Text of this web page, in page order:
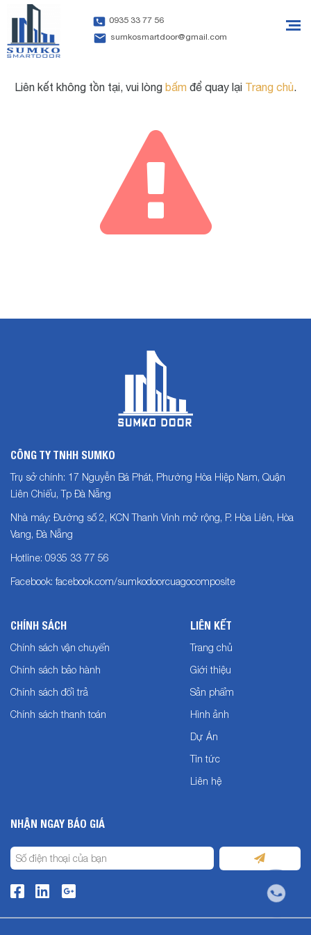
0935 33 77 56
sumkosmartdoor@gmail.com
Liên kết không tồn tại, vui lòng bấm để quay lại Trang chủ.
CÔNG TY TNHH SUMKO
Trụ sở chính: 17 Nguyễn Bá Phát, Phường Hòa Hiệp Nam, Quận
Liên Chiểu, Tp Đà Nẵng
Nhà máy: Đường số 2, KCN Thanh Vinh mở rộng, P. Hòa Liên, Hòa
Vang, Đà Nẵng
Hotline: 0935 33 77 56
Facebook: facebook.com/sumkodoorcuagocomposite
CHÍNH SÁCH
Chính sách vận chuyển
Chính sách bảo hành
Chính sách đổi trả
Chính sách thanh toán
LIÊN KẾT
Trang chủ
Giới thiệu
Sản phẩm
Hình ảnh
Dự Án
Tin tức
Liên hệ
NHẬN NGAY BÁO GIÁ